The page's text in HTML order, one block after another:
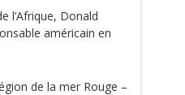
l’Afrique, Donald
américain en
de la mer Rouge –